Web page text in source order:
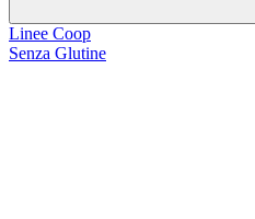
Linee Coop
Senza Glutine